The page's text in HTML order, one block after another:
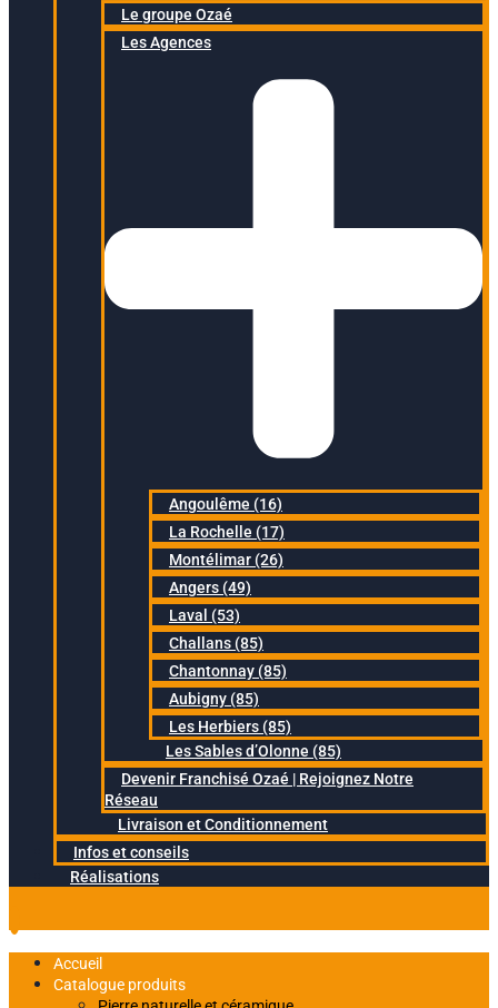
Le groupe Ozaé
Les Agences
Angoulême (16)
La Rochelle (17)
Montélimar (26)
Angers (49)
Laval (53)
Challans (85)
Chantonnay (85)
Aubigny (85)
Les Herbiers (85)
Les Sables d’Olonne (85)
Devenir Franchisé Ozaé | Rejoignez Notre
Réseau
Livraison et Conditionnement
Infos et conseils
Réalisations
Accueil
Catalogue produits